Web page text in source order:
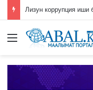
Лизун коррупция иши
Меню